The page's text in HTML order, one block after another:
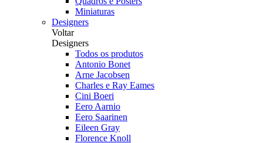
Miniaturas
Designers
Voltar
Designers
Todos os produtos
Antonio Bonet
Arne Jacobsen
Charles e Ray Eames
Cini Boeri
Eero Aarnio
Eero Saarinen
Eileen Gray
Florence Knoll